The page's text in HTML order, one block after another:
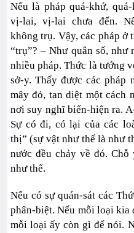
Nếu là pháp quá-khứ,
vị-lai, vị-lai chưa đến.
không trụ. Vậy, các pháp ở
“trụ”? – Như quân số, như
nhiều pháp. Thức là tướng
sở-y. Thấy được các pháp
mây đỏ, tan diệt một cách
nơi suy nghĩ biến-hiện ra.
Sự có đi, có lại của các
thị” (sự vật như thế là như
nước đều chảy về đó.
như thế.
Nếu có sự quán-sát các
phân-biệt. Nếu mỗi loại kia
mỗi loại ấy còn gì để nói.